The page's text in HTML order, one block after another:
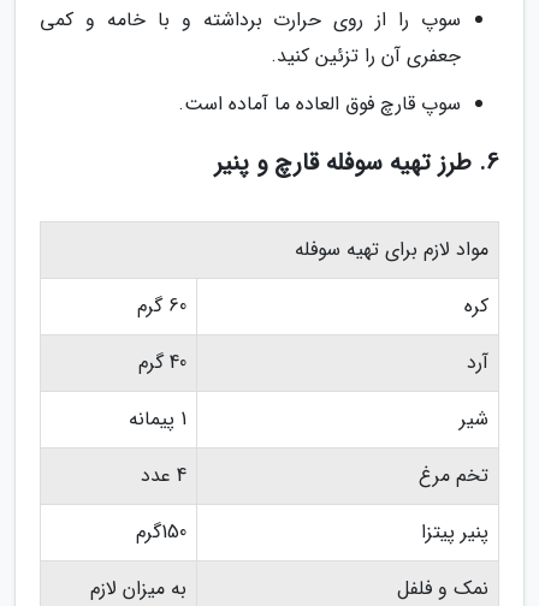
سوپ را از روی حرارت برداشته و با خامه و کمی
جعفری آن را تزئین کنید.
سوپ قارچ فوق العاده ما آماده است.
6. طرز تهیه سوفله قارچ و پنیر
مواد لازم برای تهیه سوفله
کره
60 گرم
آرد
40 گرم
شیر
1 پیمانه
تخم مرغ
4 عدد
پنیر پیتزا
150گرم
نمک و فلفل
به میزان لازم